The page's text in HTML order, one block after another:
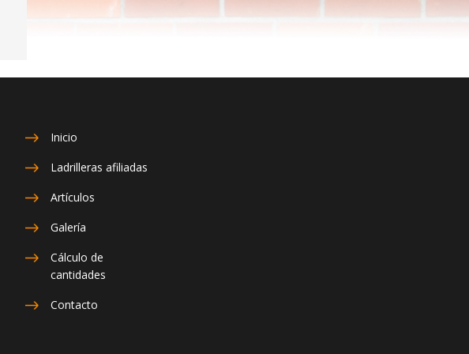
Inicio
Ladrilleras afiliadas
Artículos
Galería
Cálculo de
cantidades
Contacto